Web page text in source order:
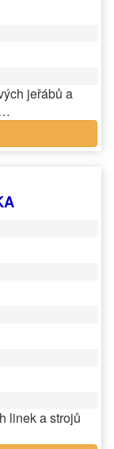
jeřábů a
linek a strojů